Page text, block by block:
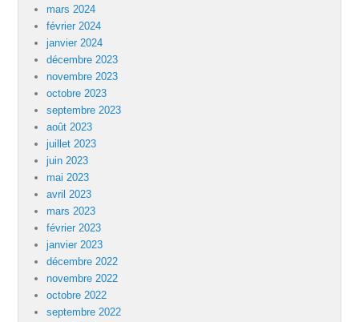
mars 2024
février 2024
janvier 2024
décembre 2023
novembre 2023
octobre 2023
septembre 2023
août 2023
juillet 2023
juin 2023
mai 2023
avril 2023
mars 2023
février 2023
janvier 2023
décembre 2022
novembre 2022
octobre 2022
septembre 2022